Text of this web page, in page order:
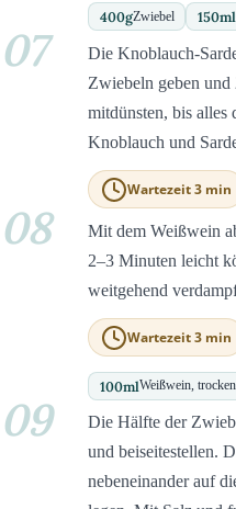
400gZwiebel 150ml
07
Die Knoblauch-
Zwiebeln geben
mitdünsten, bis alles
Knoblauch und
Wartezeit 3 min
08
Mit dem Weißwein
2–3 Minuten leicht
weitgehend
Wartezeit 3 min
100mlWeißwein, trocken
09
Die Hälfte der
und beiseitestellen.
nebeneinander auf